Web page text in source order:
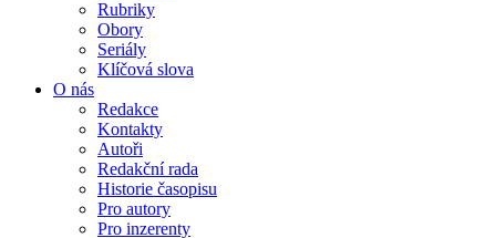
Rubriky
Obory
Seriály
Klíčová slova
O nás
Redakce
Kontakty
Autoři
Redakční rada
Historie časopisu
Pro autory
Pro inzerenty